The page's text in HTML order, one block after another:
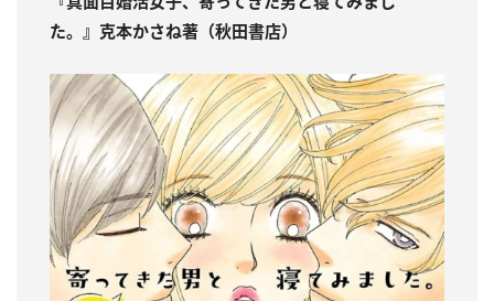
た。』克本かさね著（秋田書店）